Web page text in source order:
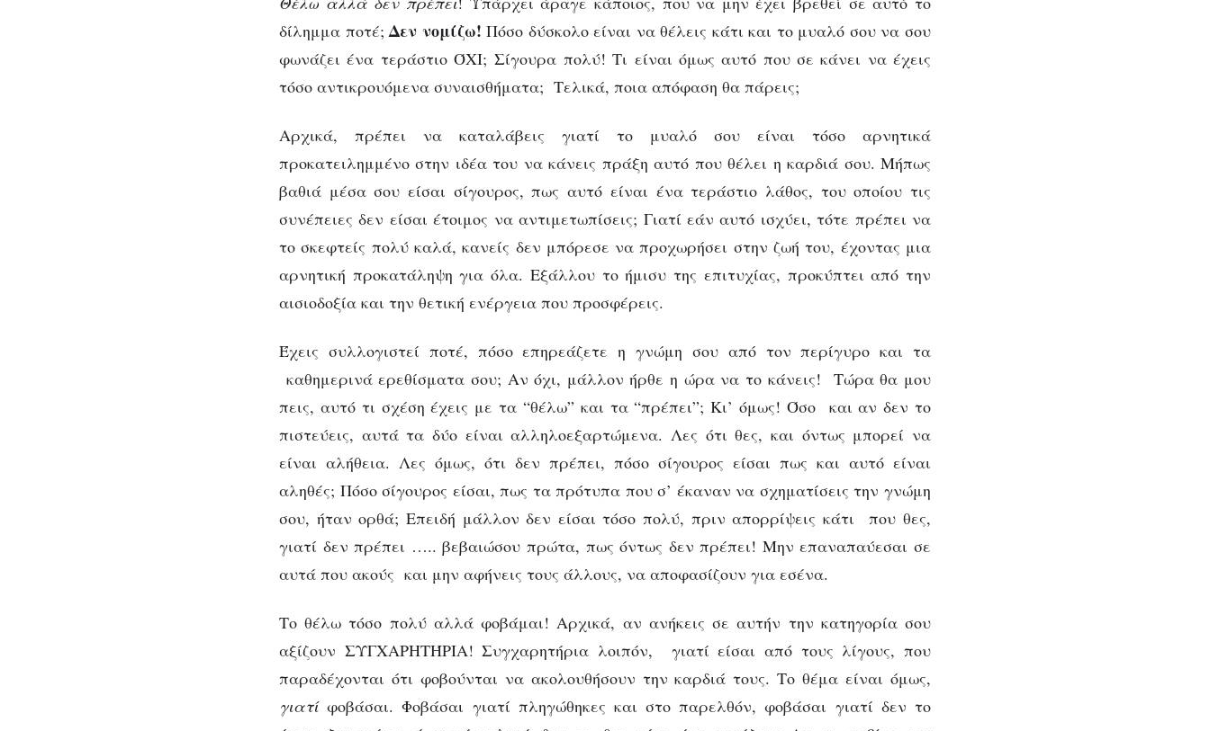
Όταν το μυαλό βάζει
φρένο στα θέλω
στα
θέλω
δίλημμα ποτέ; Δεν νομίζω!Πόσο δύσκολο είναι να θέλεις κάτι και το μυαλό σου να σου
φωνάζει ένα τεράστιο ΌΧΙ; Σίγουρα πολύ! Τι είναι όμως αυτό που σε κάνει να έχεις
τόσο αντικρουόμενα συναισθήματα; Τελικά, ποια απόφαση θα πάρεις;
Αρχικά, πρέπει να καταλάβεις γιατί το μυαλό σου είναι τόσο αρνητικά
προκατειλημμένο στην ιδέα του να κάνεις πράξη αυτό που θέλει η καρδιά σου. Μήπως
βαθιά μέσα σου είσαι σίγουρος, πως αυτό είναι ένα τεράστιο λάθος, του οποίου τις
συνέπειες δεν είσαι έτοιμος να αντιμετωπίσεις; Γιατί εάν αυτό ισχύει, τότε πρέπει να
το σκεφτείς πολύ καλά, κανείς δεν μπόρεσε να προχωρήσει στην ζωή του, έχοντας μια
αρνητική προκατάληψη για όλα. Εξάλλου το ήμισυ της επιτυχίας, προκύπτει από την
αισιοδοξία και την θετική ενέργεια που προσφέρεις.
Έχεις συλλογιστεί ποτέ, πόσο επηρεάζετε η γνώμη σου από τον περίγυρο και τα
καθημερινά ερεθίσματα σου; Αν όχι, μάλλον ήρθε η ώρα να το κάνεις! Τώρα θα μου
πεις, αυτό τι σχέση έχεις με τα “θέλω” και τα “πρέπει”; Κι’ όμως! Όσο και αν δεν το
πιστεύεις, αυτά τα δύο είναι αλληλοεξαρτώμενα. Λες ότι θες, και όντως μπορεί να
είναι αλήθεια. Λες όμως, ότι δεν πρέπει, πόσο σίγουρος είσαι πως και αυτό είναι
αληθές; Πόσο σίγουρος είσαι, πως τα πρότυπα που σ’ έκαναν να σχηματίσεις την γνώμη
σου, ήταν ορθά; Επειδή μάλλον δεν είσαι τόσο πολύ, πριν απορρίψεις κάτι που θες,
γιατί δεν πρέπει ….. βεβαιώσου πρώτα, πως όντως δεν πρέπει! Μην επαναπαύεσαι σε
αυτά που ακούς και μην αφήνεις τους άλλους, να αποφασίζουν για εσένα.
Το θέλω τόσο πολύ αλλά φοβάμαι! Αρχικά, αν ανήκεις σε αυτήν την κατηγορία σου
αξίζουν ΣΥΓΧΑΡΗΤΉΡΙΑ! Συγχαρητήρια λοιπόν, γιατί είσαι από τους λίγους, που
παραδέχονται ότι φοβούνται να ακολουθήσουν την καρδιά τους. Το θέμα είναι όμως,
γιατίφοβάσαι. Φοβάσαι γιατί πληγώθηκες και στο παρελθόν, φοβάσαι γιατί δεν το